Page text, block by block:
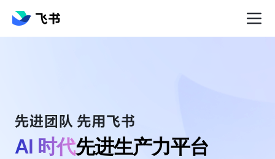
AI 时代先进生产力平台